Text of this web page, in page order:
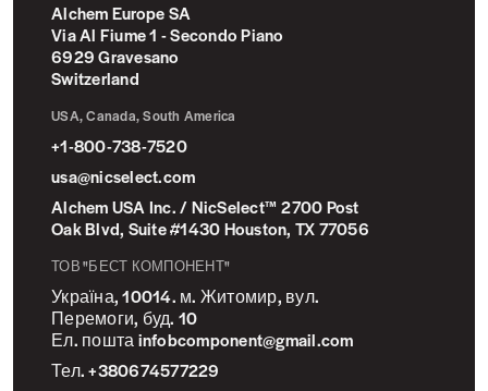
Alchem Europe SA
Via Al Fiume 1 - Secondo Piano
6929 Gravesano
Switzerland
USA, Canada, South America
+1-800-738-7520
usa@nicselect.com
Alchem USA Inc. / NicSelect™ 2700 Post
Oak Blvd, Suite #1430 Houston, TX 77056
ТОВ "БЕСТ КОМПОНЕНТ"
Україна, 10014. м. Житомир, вул.
Перемоги, буд. 10
Ел. пошта infobcomponent@gmail.com
Тел. +380674577229